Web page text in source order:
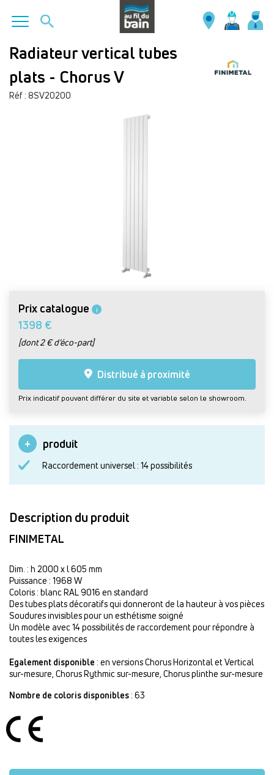
Aller
contenu
principal
Radiateur vertical tubes
plats - Chorus V
Réf : 8SV20200
Prix catalogue i
1398 €
[dont 2 € d’éco-part]
Distribué à proximité
Prix indicatif pouvant différer du site et variable selon le showroom.
produit
Raccordement universel : 14 possibilités
Description du produit
FINIMETAL
Dim. : h 2000 x l 605 mm
Puissance : 1968 W
Coloris : blanc RAL 9016 en standard
Des tubes plats décoratifs qui donneront de la hauteur à vos pièces
Soudures invisibles pour un esthétisme soigné
Un modèle avec 14 possibilités de raccordement pour répondre à
toutes les exigences
Egalement disponible : en versions Chorus Horizontal et Vertical
sur-mesure, Chorus Rythmic sur-mesure, Chorus plinthe sur-mesure
Nombre de coloris disponibles : 63